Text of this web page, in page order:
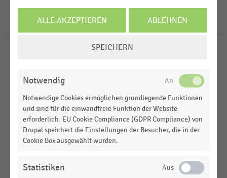
Ergebnisse fürA.C. Moore
1A-Lagen in Deutschland (2012)
DEUTSCHSPRACHIGER EINZELHANDEL|STATISTIK
Expansionstätigkeit der aktivsten Einzelhändler in
1A-Lagen in Deutschland (2013)
DEUTSCHSPRACHIGER EINZELHANDEL
USA
ALLE AKZEPTIEREN ABLEHNEN
SPEICHERN
Notwendig
Notwendige Cookies ermöglichen grundlegende Funktionen
und sind für die einwandfreie Funktion der Website
erforderlich. EU Cookie Compliance (GDPR Compliance) von
Drupal speichert die Einstellungen der Besucher, die in der
Cookie Box ausgewählt wurden.
Statistiken